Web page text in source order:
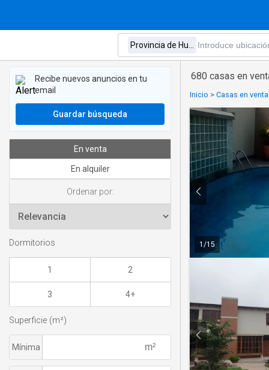
680 casas en
Inicio > Casas en
1 /15
Recibe nuevos anuncios en tu
email
Guardar búsqueda
En venta
En alquiler
Ordenar por:
Dormitorios
1 2
3 4+
Superficie (m²)
Mínima